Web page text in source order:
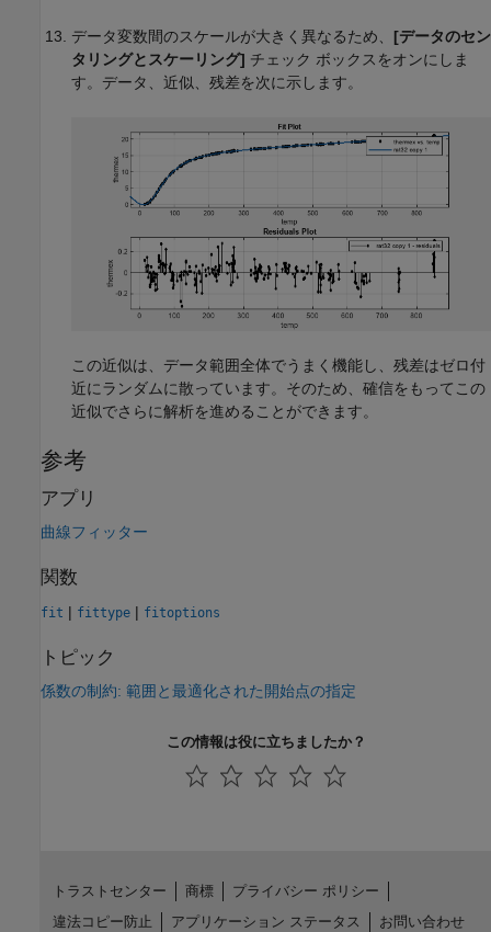
データ変数間のスケールが大きく異なるため、 [データのセン
タリングとスケーリング] チェック ボックスをオンにしま
す。データ、近似、残差を次に示します。
この近似は、データ範囲全体でうまく機能し、残差はゼロ付
近にランダムに散っています。そのため、確信をもってこの
近似でさらに解析を進めることができます。
参考
アプリ
曲線フィッター
関数
fit | fittype | fitoptions
トピック
係数の制約: 範囲と最適化された開始点の指定
この情報は役に立ちましたか？
トラストセンター 商標
プライバシー ポリシー
違法コピー防止
アプリケーション ステータス お問い合わせ